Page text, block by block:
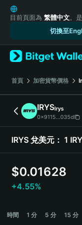
English
日本語
Русский
Español
Türkçe
Italiano
Deutsch
简体中文
繁體中文
Português (Portugal)
हिन्दी
Español (Argentina)
目前頁面為 繁體中文。
切換至
首頁 加密貨幣價格
IRYSIrys
0x9115...035d
IRYS 兌美元： 1
$0.01628
+4.55%
時間 1 分 5 分 15 分